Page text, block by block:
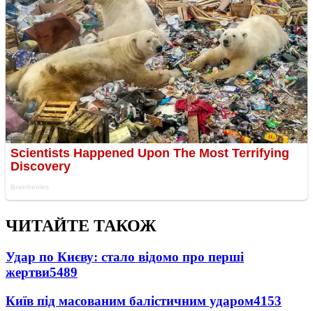
ЧИТАЙТЕ ТАКОЖ
Удар по Києву: стало відомо про перші
жертви5489
Київ під масованим балістичним ударом4153